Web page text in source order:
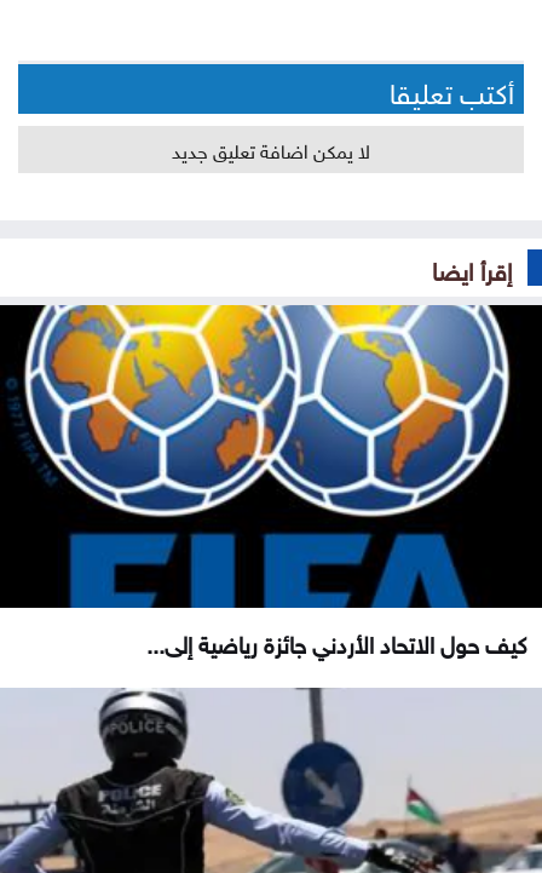
أكتب تعليقا
لا يمكن اضافة تعليق جديد
إقرأ ايضا
كيف حول الاتحاد الأردني جائزة رياضية إلى...